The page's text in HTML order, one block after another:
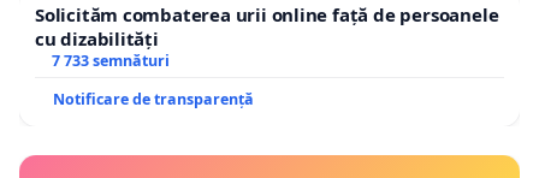
Solicităm combaterea urii online față de persoanele
cu dizabilități
7 733 semnături
Notificare de transparență